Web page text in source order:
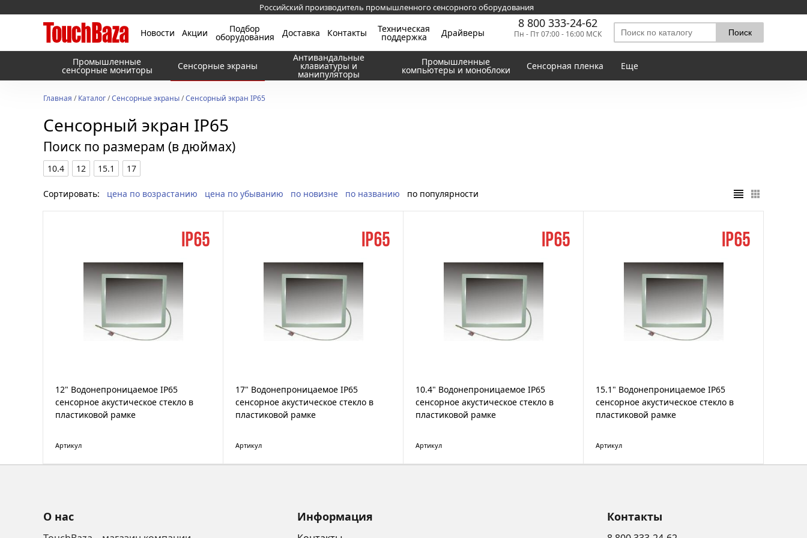
Российский производитель промышленного сенсорного оборудования
Новости Акции Подбор
оборудования Доставка Контакты Техническая
поддержка Драйверы
8 800 333-24-62
Пн - Пт 07:00 - 16:00 МСК
Промышленные
сенсорные мониторы Сенсорные экраны
Антивандальные
клавиатуры и
манипуляторы
Промышленные
компьютеры и моноблоки Сенсорная пленка Еще
Главная /Каталог/Сенсорные экраны/Сенсорный экран IP65
Сенсорный экран IP65
Поиск по размерам (в дюймах)
10.4 12 15.1 17
Сортировать: цена по возрастанию цена по убыванию по новизне по названию по популярности
12" Водонепроницаемое IP65
сенсорное акустическое стекло в
пластиковой рамке
Артикул
17" Водонепроницаемое IP65
сенсорное акустическое стекло в
пластиковой рамке
Артикул
10.4" Водонепроницаемое IP65
сенсорное акустическое стекло в
пластиковой рамке
Артикул
15.1" Водонепроницаемое IP65
сенсорное акустическое стекло в
пластиковой рамке
Артикул
О нас Информация Контакты